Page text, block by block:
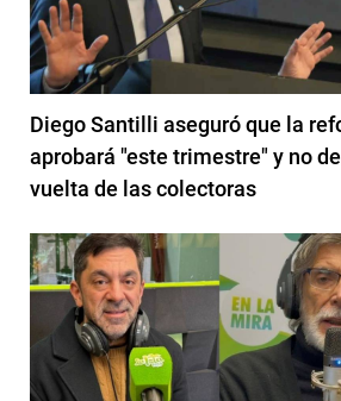
Diego Santilli aseguró que la
aprobará "este trimestre" y no
vuelta de las colectoras